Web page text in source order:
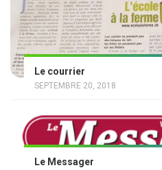
Le courrier
SEPTEMBRE 20, 2018
Le Messager